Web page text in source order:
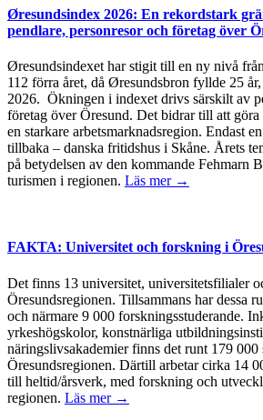
Øresundsindex 2026: En rekordstark
pendlare, personresor och företag över
Øresundsindexet har stigit till en ny nivå
112 förra året, då Øresundsbron fyllde 25
2026. Ökningen i indexet drivs särskilt av
företag över Öresund. Det bidrar till att
en starkare arbetsmarknadsregion. Endast
tillbaka – danska fritidshus i Skåne. Årets
på betydelsen av den kommande Fehmarn
turismen i regionen. Läs mer →
FAKTA: Universitet och forskning i
Det finns 13 universitet, universitetsfilialer
Öresundsregionen. Tillsammans har dessa
och närmare 9 000 forskningsstuderande.
yrkeshögskolor, konstnärliga
näringslivsakademier finns det runt 179 000
Öresundsregionen. Därtill arbetar cirka 14
till heltid/årsverk, med forskning och
regionen. Läs mer →